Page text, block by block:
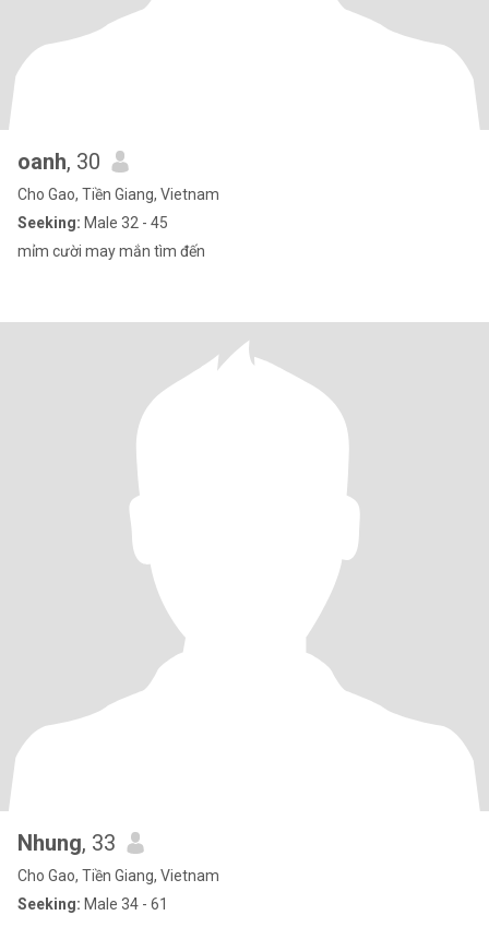
oanh, 30
Cho Gao, Tiền Giang, Vietnam
Seeking: Male 32 - 45
mỉm cười may mắn tìm đến
Nhung, 33
Cho Gao, Tiền Giang, Vietnam
Seeking: Male 34 - 61